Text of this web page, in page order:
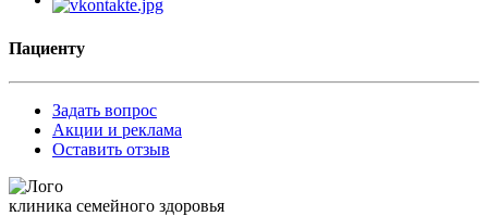
Пациенту
Задать вопрос
Акции и реклама
Оставить отзыв
клиника семейного здоровья